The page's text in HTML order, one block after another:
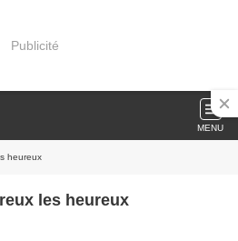
Publicité
MENU
heureux
les heureux